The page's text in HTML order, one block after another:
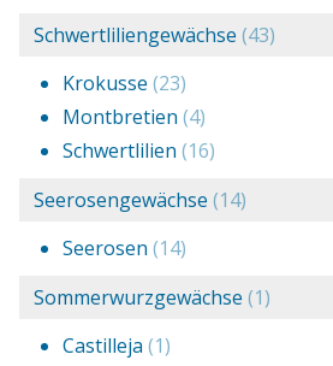
Schwertliliengewächse (43)
Krokusse (23)
Montbretien (4)
Schwertlilien (16)
Seerosengewächse (14)
Seerosen (14)
Sommerwurzgewächse (1)
Castilleja (1)